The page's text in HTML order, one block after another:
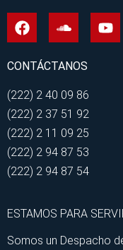
CONTÁCTANOS
(222) 2 40 09 86
(222) 2 37 51 92
(222) 2 11 09 25
(222) 2 94 87 53
(222) 2 94 87 54
ESTAMOS PARA
Somos un Despacho